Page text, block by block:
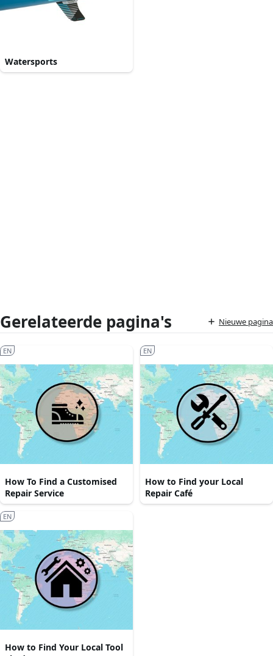
Watersports
Gerelateerde pagina's Nieuwe pagina
How To Find a Customised
Repair Service
EN
How to Find your Local
Repair Café
EN
How to Find Your Local Tool
EN